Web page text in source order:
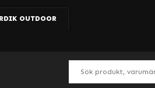
OUTDOOR